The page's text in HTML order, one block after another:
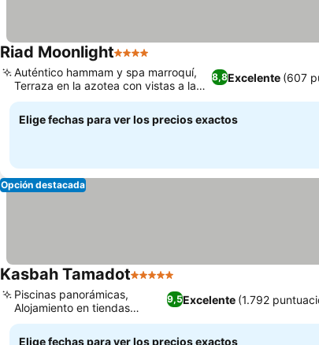
Riad Moonlight4 Estrellas
8,8Excelente (607
Auténtico hammam y spa marroquí,
Terraza en la azotea con vistas a la
ciudad
Elige fechas para ver los precios exactos
Opción destacada
Kasbah Tamadot5 Estrellas
9,5Excelente (1.792
Piscinas panorámicas,
Alojamiento en tiendas
bereberes
Elige fechas para ver los precios exactos